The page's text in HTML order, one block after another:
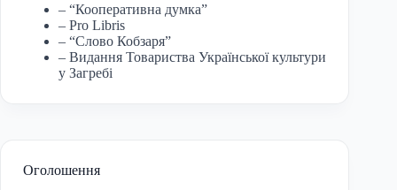
– “Кооперативна думка”
– Pro Libris
– “Слово Кобзаря”
– Видання Товариства Української культури
у Загребі
Оголошення